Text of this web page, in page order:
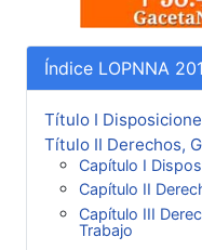
Índice LOPNNA
Título I
Título II Derechos,
Capítulo I
Capítulo II
Capítulo III
Trabajo